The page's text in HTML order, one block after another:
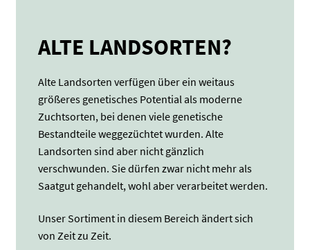
ALTE LANDSORTEN?
Alte Landsorten verfügen über ein weitaus
größeres genetisches Potential als moderne
Zuchtsorten, bei denen viele genetische
Bestandteile weggezüchtet wurden. Alte
Landsorten sind aber nicht gänzlich
verschwunden. Sie dürfen zwar nicht mehr als
Saatgut gehandelt, wohl aber verarbeitet werden.
Unser Sortiment in diesem Bereich ändert sich
von Zeit zu Zeit.